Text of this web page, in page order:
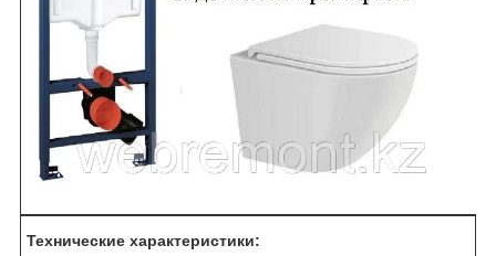
Технические характеристики: